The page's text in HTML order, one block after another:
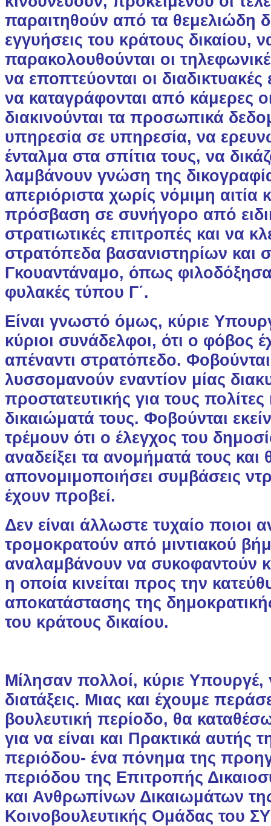
παραιτηθούν από τα θεμελιώδη
εγγυήσεις του κράτους δικαίου,
παρακολουθούνται οι
να εποπτεύονται οι διαδικτυακές
να καταγράφονται από κάμερες
διακινούνται τα προσωπικά
υπηρεσία σε υπηρεσία, να
ένταλμα στα σπίτια τους, να
λαμβάνουν γνώση της
απεριόριστα χωρίς νόμιμη αιτία
πρόσβαση σε συνήγορο από
στρατιωτικές επιτροπές και να
στρατόπεδα βασανιστηρίων και
Γκουαντάναμο, όπως
φυλακές τύπου Γ΄.
Είναι γνωστό όμως, κύριε
κύριοι συνάδελφοι, ότι ο φόβος
απέναντι στρατόπεδο. Φοβούνται
λυσσομανούν εναντίον μίας
προστατευτικής για τους πολίτες
δικαιώματά τους. Φοβούνται
τρέμουν ότι ο έλεγχος του
αναδείξει τα ανομήματά τους και
απονομιμοποιήσει συμβάσεις
έχουν προβεί.
Δεν είναι άλλωστε τυχαίο ποιοι
τρομοκρατούν από μιντιακού
αναλαμβάνουν να συκοφαντούν
η οποία κινείται προς την
αποκατάστασης της
του κράτους δικαίου.
Μίλησαν πολλοί, κύριε Υπουργέ,
διατάξεις. Μιας και έχουμε
βουλευτική περίοδο, θα
για να είναι και Πρακτικά αυτής
περιόδου- ένα πόνημα της
περιόδου της Επιτροπής
και Ανθρωπίνων Δικαιωμάτων
Κοινοβουλευτικής Ομάδας του